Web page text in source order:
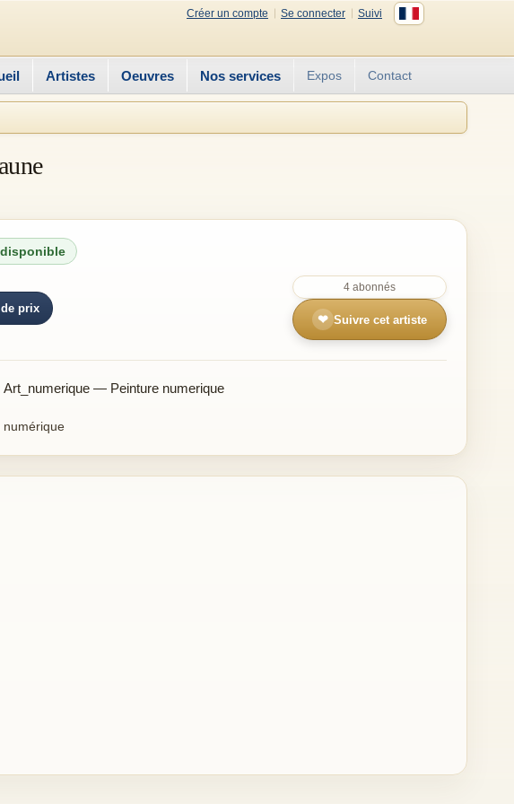
Créer un compte Se connecter
Suivi
Artistes Oeuvres Nos services Expos Contact
prix
4 abonnés
❤ Suivre cet artiste
Art_numerique — Peinture numerique
numérique